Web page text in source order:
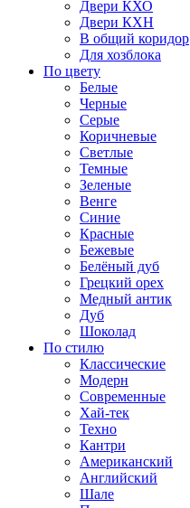
Двери КХО
Двери КХН
В общий коридор
Для хозблока
По цвету
Белые
Черные
Серые
Коричневые
Светлые
Темные
Зеленые
Венге
Синие
Красные
Бежевые
Белёный дуб
Грецкий орех
Медный антик
Дуб
Шоколад
По стилю
Классические
Модерн
Современные
Хай-тек
Техно
Кантри
Американский
Английский
Шале